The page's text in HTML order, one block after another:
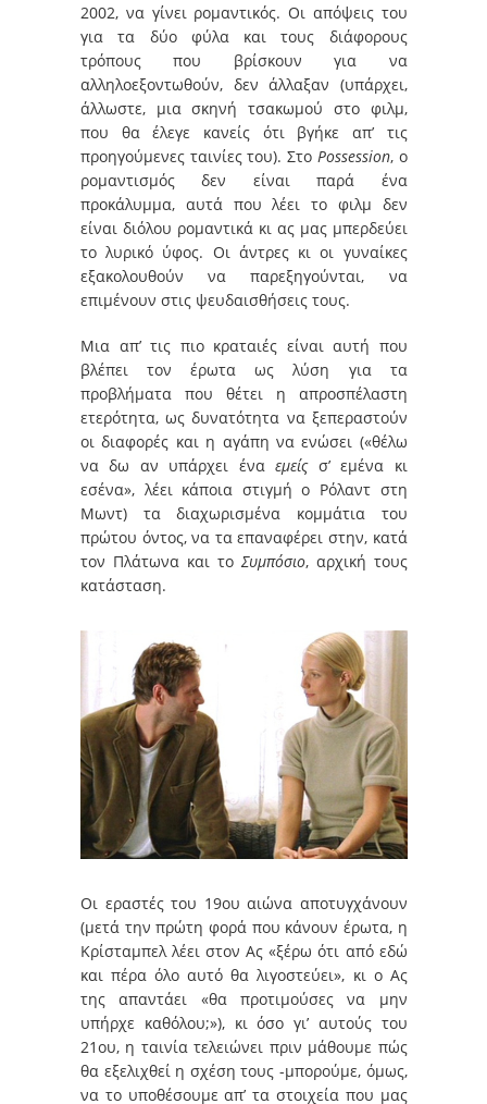
2002, να γίνει ρομαντικός. Οι απόψεις του
για τα δύο φύλα και τους διάφορους
τρόπους που βρίσκουν για να
αλληλοεξοντωθούν, δεν άλλαξαν (υπάρχει,
άλλωστε, μια σκηνή τσακωμού στο φιλμ,
που θα έλεγε κανείς ότι βγήκε απ’ τις
προηγούμενες ταινίες του). Στο Possession, ο
ρομαντισμός δεν είναι παρά ένα
προκάλυμμα, αυτά που λέει το φιλμ δεν
είναι διόλου ρομαντικά κι ας μας μπερδεύει
το λυρικό ύφος. Οι άντρες κι οι γυναίκες
εξακολουθούν να παρεξηγούνται, να
επιμένουν στις ψευδαισθήσεις τους.
Μια απ’ τις πιο κραταιές είναι αυτή που
βλέπει τον έρωτα ως λύση για τα
προβλήματα που θέτει η απροσπέλαστη
ετερότητα, ως δυνατότητα να ξεπεραστούν
οι διαφορές και η αγάπη να ενώσει («θέλω
να δω αν υπάρχει έναεμείςσ’ εμένα κι
εσένα», λέει κάποια στιγμή ο Ρόλαντ στη
Μωντ) τα διαχωρισμένα κομμάτια του
πρώτου όντος, να τα επαναφέρει στην, κατά
τον Πλάτωνα και το Συμπόσιο, αρχική τους
κατάσταση.
Οι εραστές του 19ου αιώνα αποτυγχάνουν
(μετά την πρώτη φορά που κάνουν έρωτα, η
Κρίσταμπελ λέει στον Ας «ξέρω ότι από εδώ
και πέρα όλο αυτό θα λιγοστεύει», κι ο Ας
της απαντάει «θα προτιμούσες να μην
υπήρχε καθόλου;»), κι όσο γι’ αυτούς του
21ου, η ταινία τελειώνει πριν μάθουμε πώς
θα εξελιχθεί η σχέση τους -μπορούμε, όμως,
να το υποθέσουμε απ’ τα στοιχεία που μας